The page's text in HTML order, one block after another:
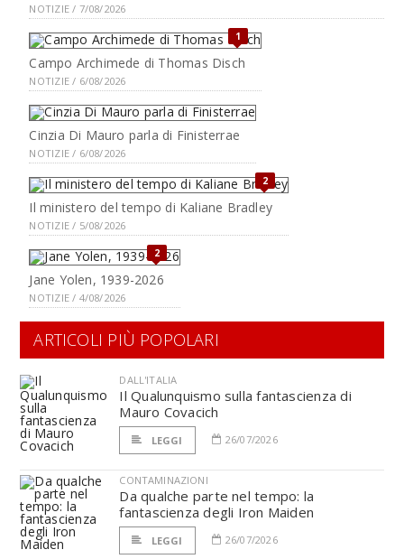
NOTIZIE / 7/08/2026
1
Campo Archimede di Thomas Disch
NOTIZIE / 6/08/2026
Cinzia Di Mauro parla di Finisterrae
NOTIZIE / 6/08/2026
2
Il ministero del tempo di Kaliane Bradley
NOTIZIE / 5/08/2026
2
Jane Yolen, 1939-2026
NOTIZIE / 4/08/2026
ARTICOLI PIÙ POPOLARI
DALL'ITALIA
Il Qualunquismo sulla fantascienza di
Mauro Covacich
LEGGI 26/07/2026
CONTAMINAZIONI
Da qualche parte nel tempo: la
fantascienza degli Iron Maiden
LEGGI 26/07/2026